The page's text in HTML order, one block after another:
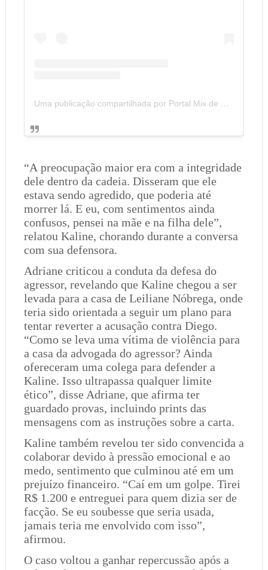
Uma publicação compartilhada por Portal Mix de Notícias (@portalmixdenoticias)
“A preocupação maior era com a integridade
dele dentro da cadeia. Disseram que ele
estava sendo agredido, que poderia até
morrer lá. E eu, com sentimentos ainda
confusos, pensei na mãe e na filha dele”,
relatou Kaline, chorando durante a conversa
com sua defensora.
Adriane criticou a conduta da defesa do
agressor, revelando que Kaline chegou a ser
levada para a casa de Leiliane Nóbrega, onde
teria sido orientada a seguir um plano para
tentar reverter a acusação contra Diego.
“Como se leva uma vítima de violência para
a casa da advogada do agressor? Ainda
ofereceram uma colega para defender a
Kaline. Isso ultrapassa qualquer limite
ético”, disse Adriane, que afirma ter
guardado provas, incluindo prints das
mensagens com as instruções sobre a carta.
Kaline também revelou ter sido convencida a
colaborar devido à pressão emocional e ao
medo, sentimento que culminou até em um
prejuízo financeiro. “Caí em um golpe. Tirei
R$ 1.200 e entreguei para quem dizia ser de
facção. Se eu soubesse que seria usada,
jamais teria me envolvido com isso”,
afirmou.
O caso voltou a ganhar repercussão após a